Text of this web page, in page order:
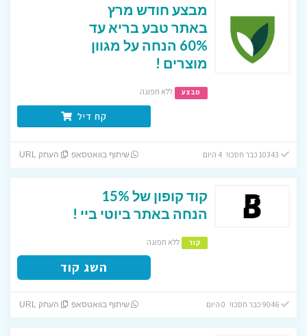
מבצע חודש מרץ
באתר טבע בריא עד
60% הנחה על מגוון
מוצרים !
מבצע ללא תפוגה
קח דיל
שיתוף בוואטסאפ העתק URL
קוד קופון של 15%
הנחה באתר ביוטי ביי !
קוד ללא תפוגה
השג קוד
9046 כבר חסכו! 0 היום שיתוף בוואטסאפ העתק URL